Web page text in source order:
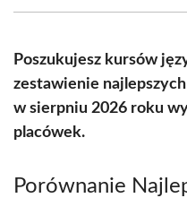
(Twitter)
Poszukujesz kursów
zestawienie
w sierpniu 2026 roku
placówek.
Porównanie